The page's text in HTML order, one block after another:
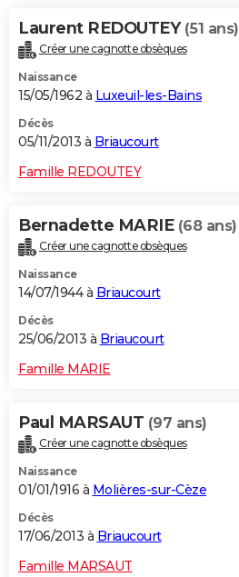
Laurent REDOUTEY (51 ans)
Créer une cagnotte obsèques
Naissance
15/05/1962 à Luxeuil-les-Bains
Décès
05/11/2013 à Briaucourt
Famille REDOUTEY
Bernadette MARIE (68 ans)
Créer une cagnotte obsèques
Naissance
14/07/1944 à Briaucourt
Décès
25/06/2013 à Briaucourt
Famille MARIE
Paul MARSAUT (97 ans)
Créer une cagnotte obsèques
Naissance
01/01/1916 à Molières-sur-Cèze
Décès
17/06/2013 à Briaucourt
Famille MARSAUT